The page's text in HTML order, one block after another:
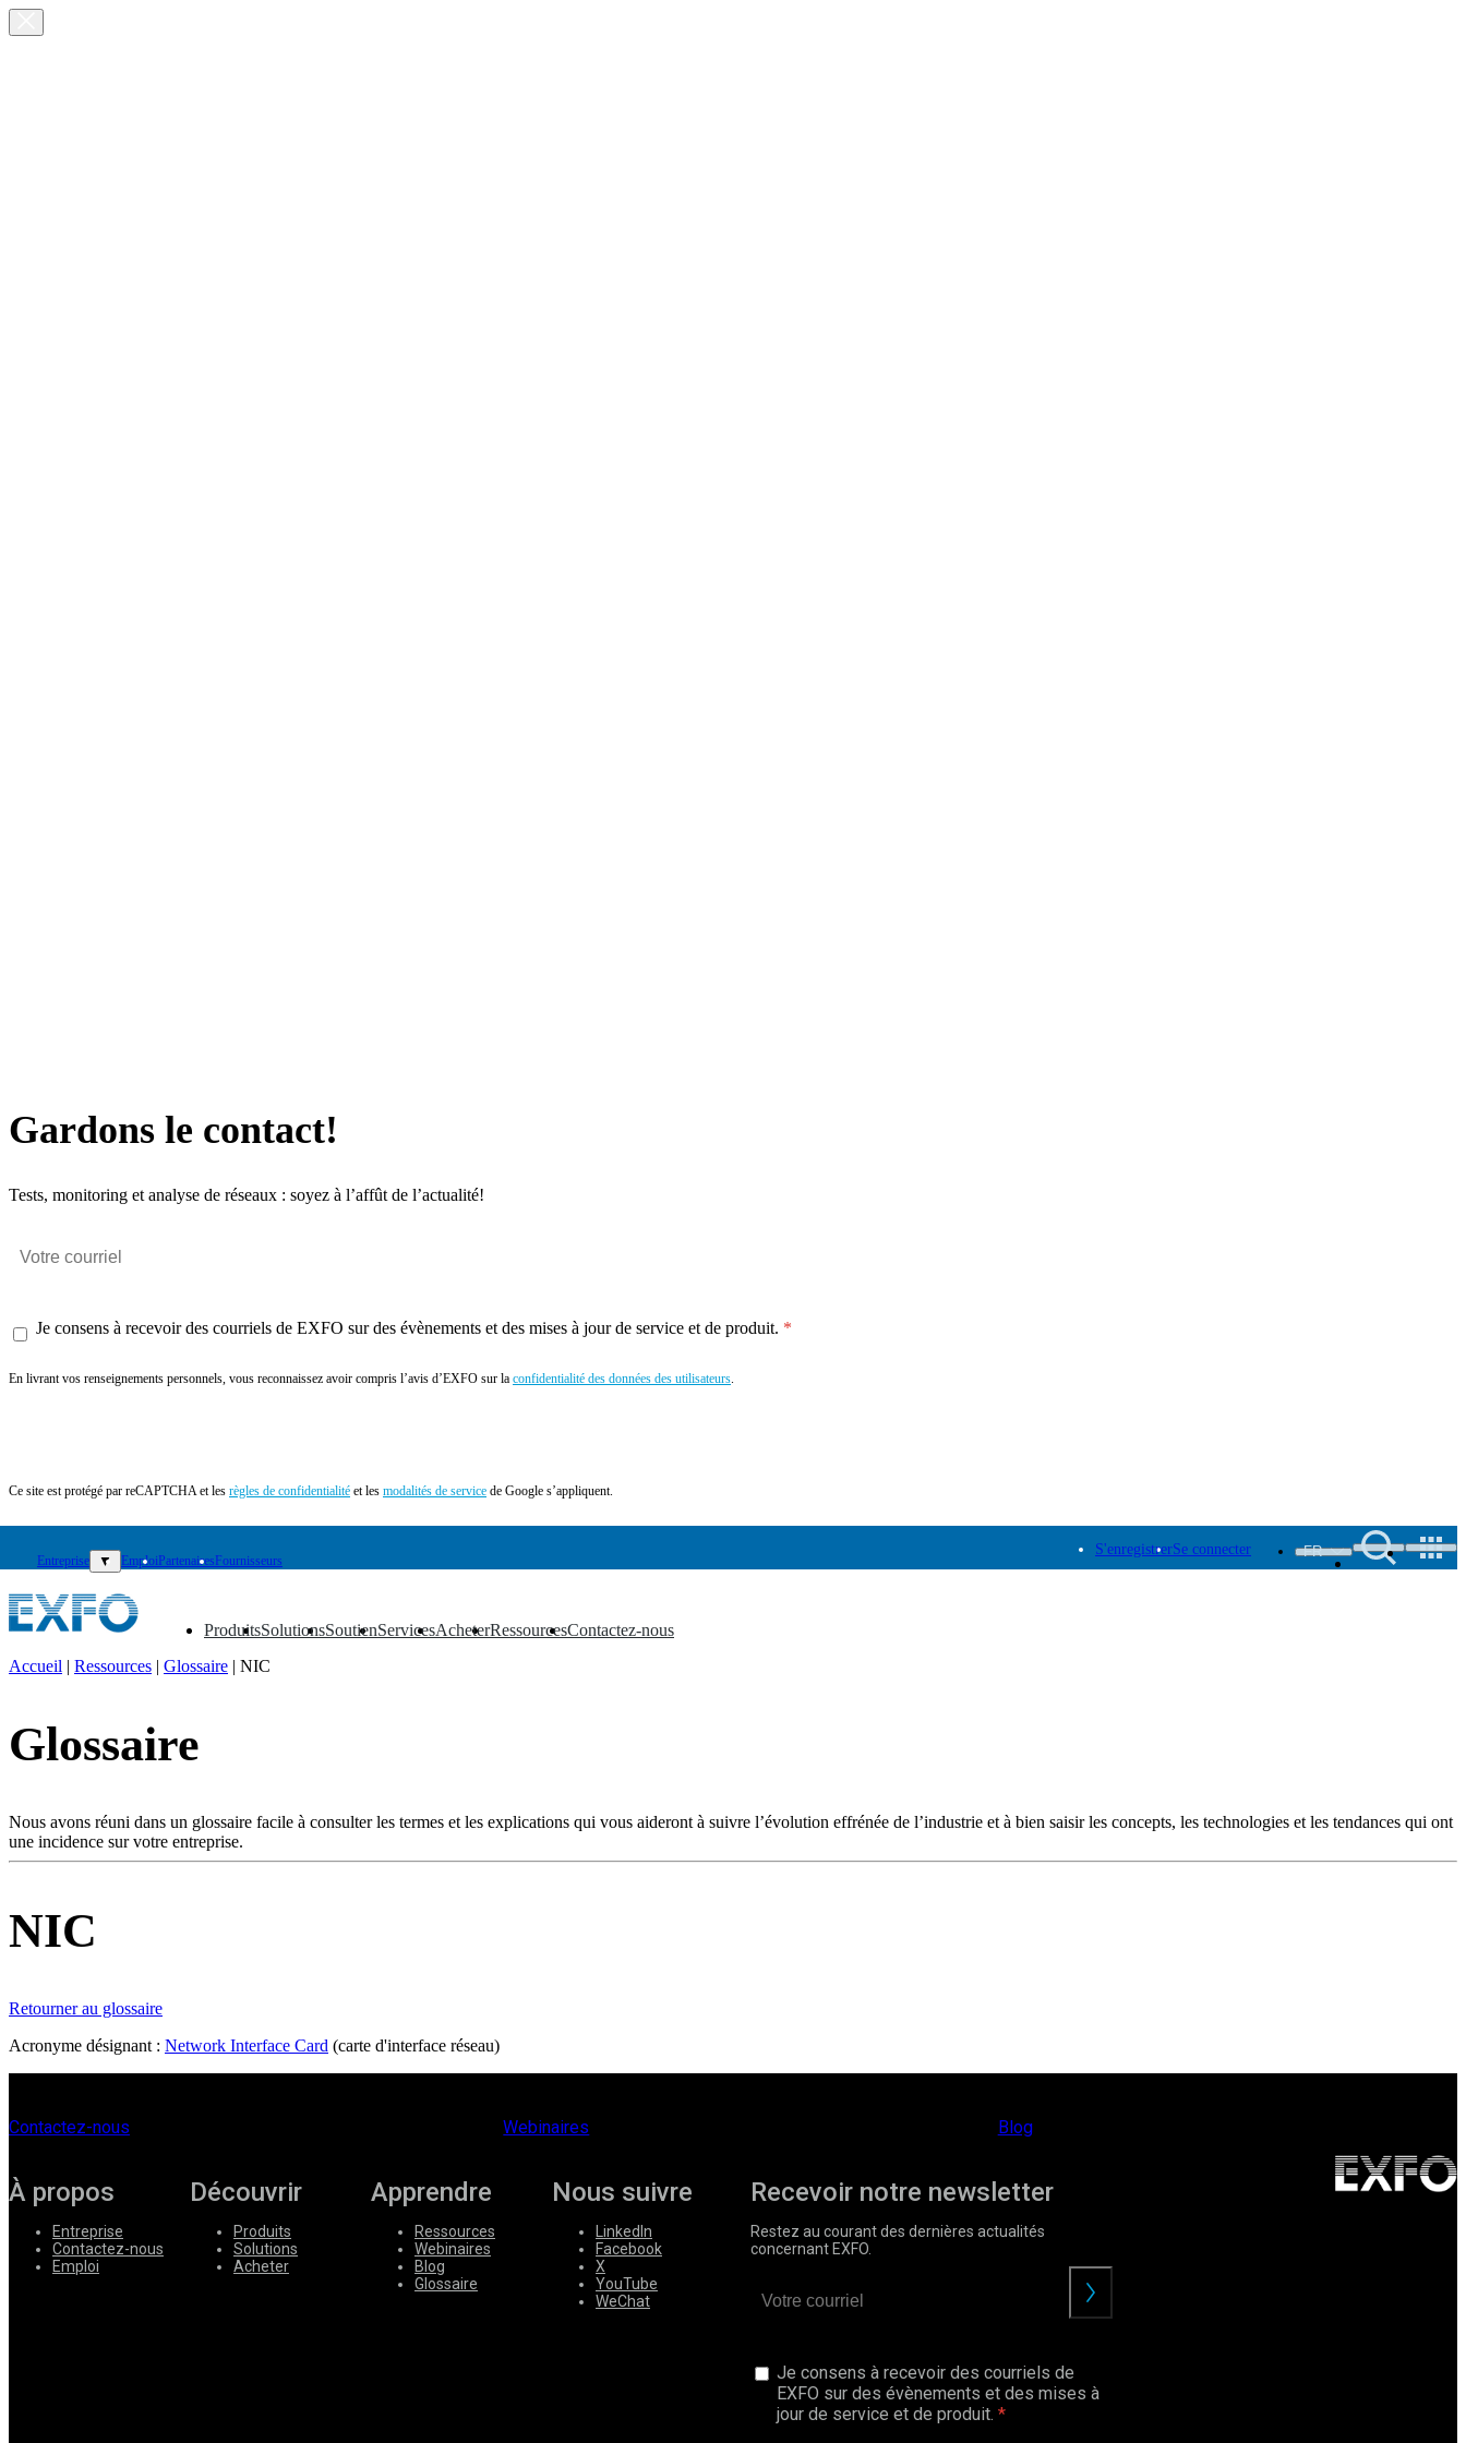
Gardons le contact!
Tests, monitoring et analyse de réseaux : soyez à l’affût de l’actualité!
Je consens à recevoir des courriels de EXFO sur des évènements et des mises à jour de service et de produit.
En livrant vos renseignements personnels, vous reconnaissez avoir compris l’avis d’EXFO sur la confidentialité des données des utilisateurs.
Ce site est protégé par reCAPTCHA et les règles de confidentialité et les modalités de service de Google s’appliquent.
Entreprise ▼ EmploiPartenairesFournisseurs
S'enregistrerSe connecter FR
Produits
▼ Solutions
▼ Soutien
▼ Services
▼ Acheter
▼ Ressources
▼ Contactez-nous
▼
Produits
Solutions
Acheter
Ressources
S'enregistrer
Entreprise
Emploi
Partenaires
Accueil | Ressources | Glossaire | NIC
Glossaire
Nous avons réuni dans un glossaire facile à consulter les termes et les explications qui vous aideront à suivre l’évolution effrénée de l’industrie et à bien saisir les concepts, les technologies et les tendances qui ont
une incidence sur votre entreprise.
NIC
Retourner au glossaire
Acronyme désignant : Network Interface Card (carte d'interface réseau)
Contactez-nous Webinaires Blog
À propos
Entreprise
Contactez-nous
Emploi
Découvrir
Produits
Solutions
Acheter
Apprendre
Ressources
Webinaires
Blog
Glossaire
Nous suivre
LinkedIn
Facebook
X
YouTube
WeChat
Recevoir notre newsletter
Restez au courant des dernières actualités
concernant EXFO.
Je consens à recevoir des courriels de
EXFO sur des évènements et des mises à
jour de service et de produit.